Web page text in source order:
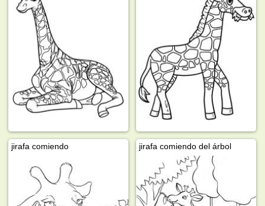
jirafa comiendo jirafa comiendo del árbol